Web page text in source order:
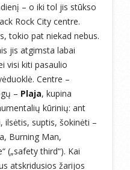
– o iki tol jis stūkso
Rock City centre.
tokio pat niekad nebus.
jis atgimsta labai
visi kiti pasaulio
Centre –
– Plaja, kupina
kūrinių: ant
ilsėtis, suptis, šokinėti –
Burning Man,
(„safety third“). Kai
atskridusios žarijos